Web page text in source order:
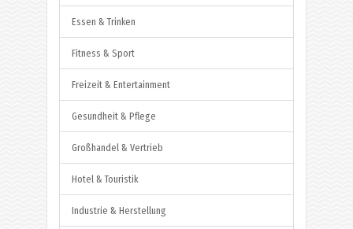
Essen & Trinken
Fitness & Sport
Freizeit & Entertainment
Gesundheit & Pflege
Großhandel & Vertrieb
Hotel & Touristik
Industrie & Herstellung